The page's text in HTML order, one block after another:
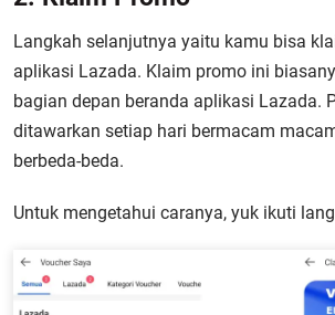
Langkah selanjutnya yaitu kamu bisa
aplikasi Lazada. Klaim promo ini
bagian depan beranda aplikasi Lazada.
ditawarkan setiap hari bermacam
berbeda-beda.
Untuk mengetahui caranya, yuk ikuti